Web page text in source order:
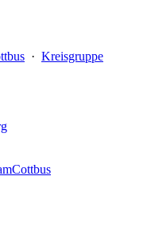
· Kreisgruppe